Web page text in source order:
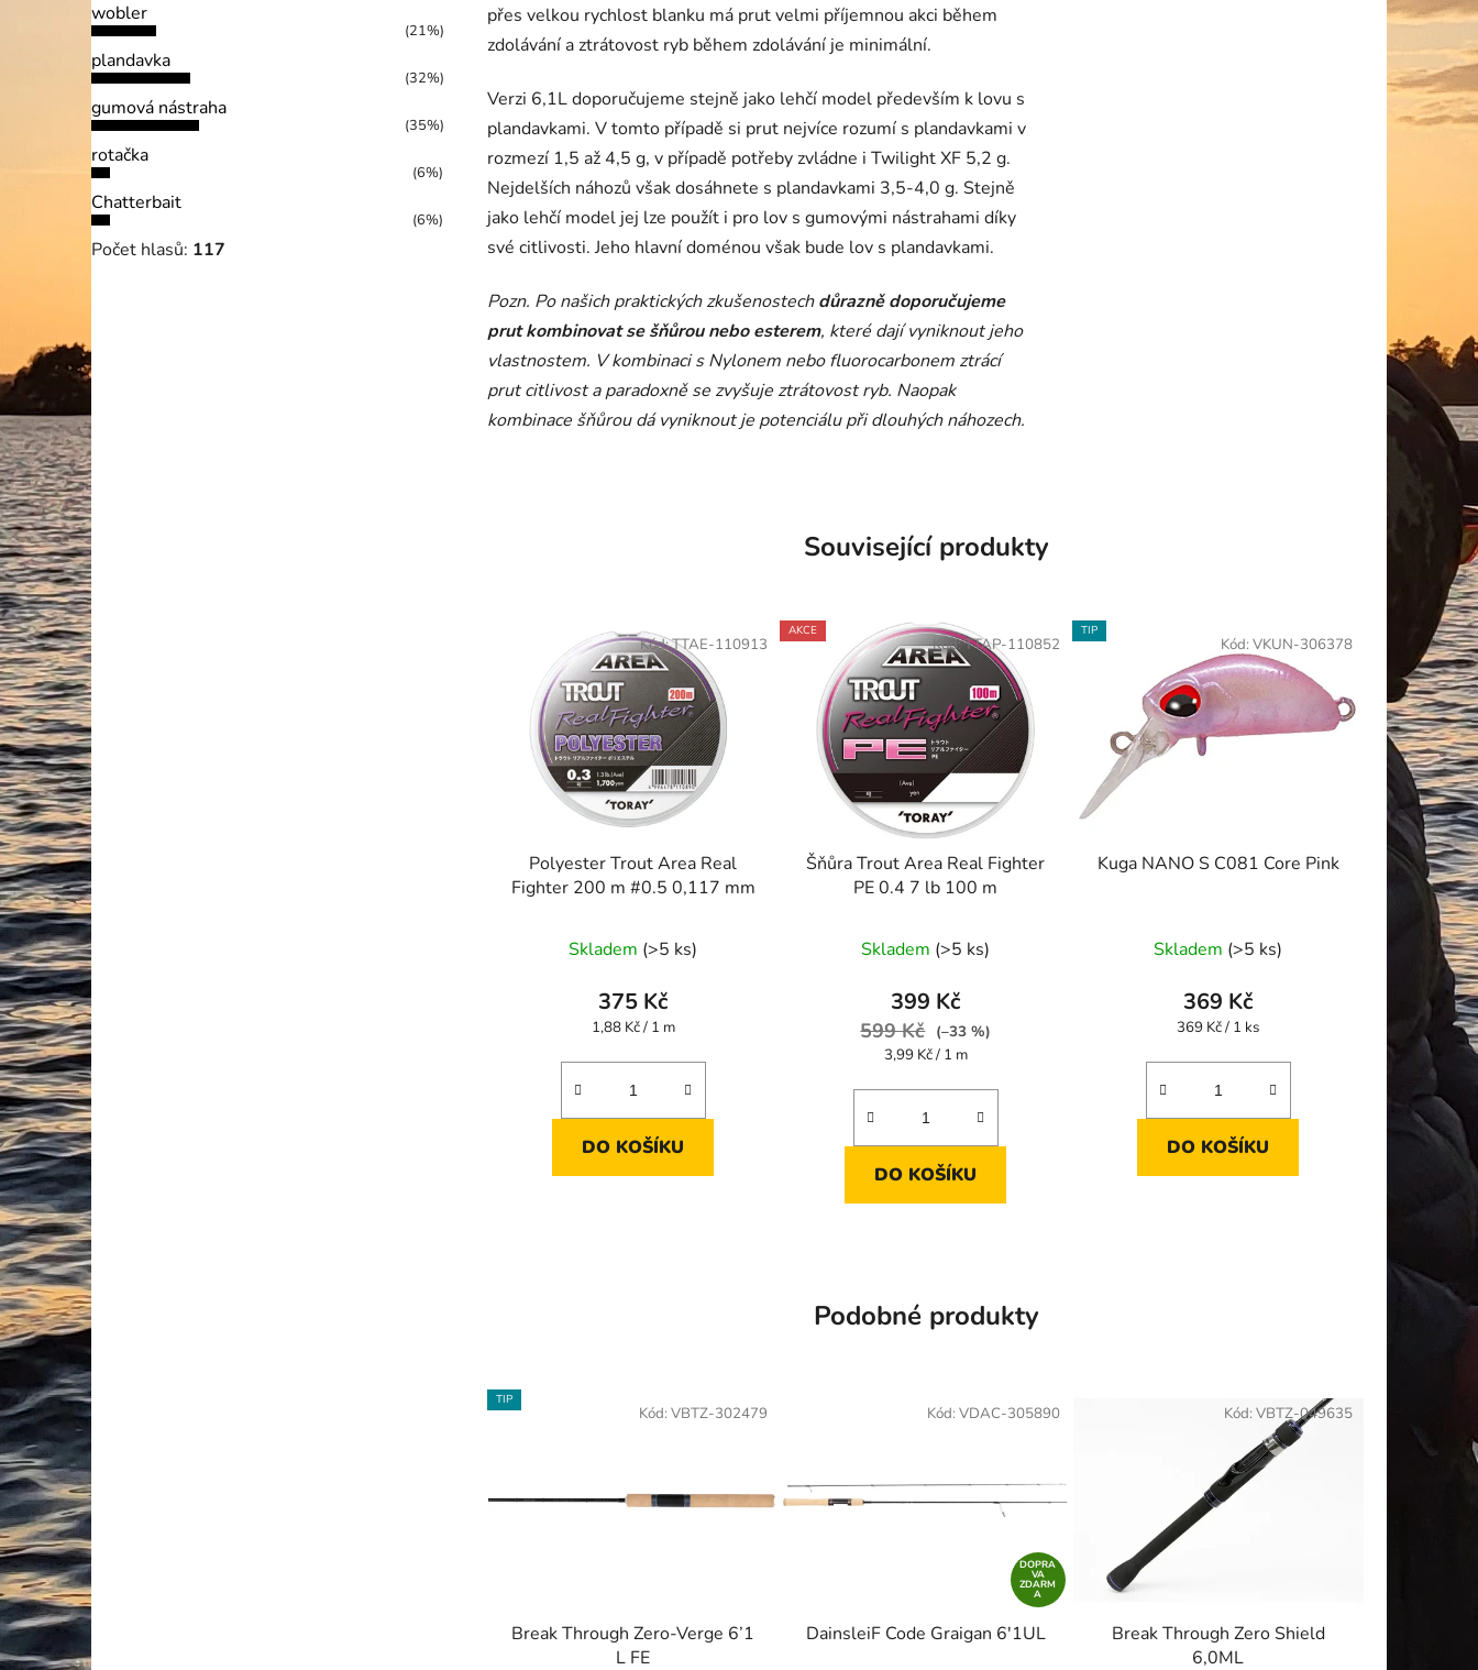
wobler
(21%)
plandavka
(32%)
gumová nástraha
(35%)
rotačka
(6%)
Chatterbait
(6%)
Počet hlasů: 117
přes velkou rychlost blanku má prut velmi příjemnou akci během
zdolávání a ztrátovost ryb během zdolávání je minimální.
Verzi 6,1L doporučujeme stejně jako lehčí model především k lovu s
plandavkami. V tomto případě si prut nejvíce rozumí s plandavkami v
rozmezí 1,5 až 4,5 g, v případě potřeby zvládne i Twilight XF 5,2 g.
Nejdelších náhozů však dosáhnete s plandavkami 3,5-4,0 g. Stejně
jako lehčí model jej lze použít i pro lov s gumovými nástrahami díky
své citlivosti. Jeho hlavní doménou však bude lov s plandavkami.
Pozn. Po našich praktických zkušenostech důrazně doporučujeme
prut kombinovat se šňůrou nebo esterem, které dají vyniknout jeho
vlastnostem. V kombinaci s Nylonem nebo fluorocarbonem ztrácí
prut citlivost a paradoxně se zvyšuje ztrátovost ryb. Naopak
kombinace šňůrou dá vyniknout je potenciálu při dlouhých náhozech.
Související produkty
Polyester Trout Area Real
Fighter 200 m #0.5 0,117 mm
Skladem (>5 ks)
375 Kč
Měrná
1,88 Kč / 1 m
DO KOŠÍKU
Kód:TTAE-110913
AKCE
Šňůra Trout Area Real Fighter
PE 0.4 7 lb 100 m
Skladem (>5 ks)
399 Kč
599 Kč (–33 %)
Měrná
3,99 Kč / 1 m
DO KOŠÍKU
Kód:TTAP-110852
TIP
Kuga NANO S C081 Core Pink
hodnocení
produktu
je
z
hvězdiček.
Skladem (>5 ks)
369 Kč
Měrná
369 Kč / 1 ks
DO KOŠÍKU
Kód: VKUN-306378
Podobné produkty
TIP
Break Through Zero-Verge 6’1
L FE
Kód: VBTZ-302479
DOPRA
VA
ZDARM
A
DainsleiF Code Graigan 6'1UL
Kód: VDAC-305890
Break Through Zero Shield
6,0ML
Kód: VBTZ-049635